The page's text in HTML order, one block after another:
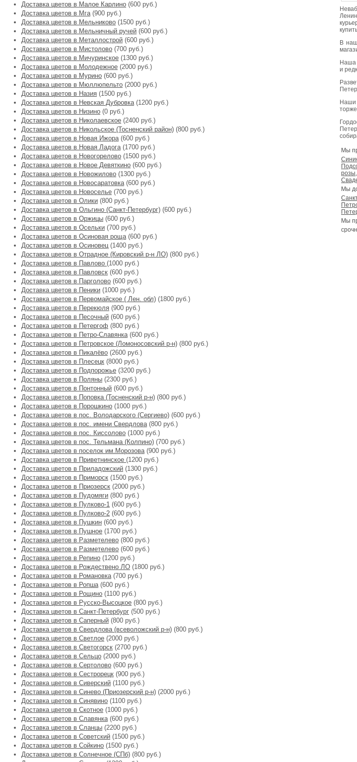
Доставка цветов в Малое Карлино (600 руб.)
Доставка цветов в Мга(900 руб.)
Доставка цветов в Мельниково (1500 руб.)
Доставка цветов в Мельничный ручей (600 руб.)
Доставка цветов в Металлострой (600 руб.)
Доставка цветов в Мистолово (700 руб.)
Доставка цветов в Мичуринское (1300 руб.)
Доставка цветов в Молодежное (2000 руб.)
Доставка цветов в Мурино (600 руб.)
Доставка цветов в Мюллюпельто (2000 руб.)
Доставка цветов в Назия (1500 руб.)
Доставка цветов в Невская Дубровка(1200 руб.)
Доставка цветов в Низино (0 руб.)
Доставка цветов в Николаевское (2400 руб.)
Доставка цветов в Никольское (Тосненский район) (800 руб.)
Доставка цветов в Новая Ижора(600 руб.)
Доставка цветов в Новая Ладога(1700 руб.)
Доставка цветов в Новогорелово (1500 руб.)
Доставка цветов в Новое Девяткино (600 руб.)
Доставка цветов в Новожилово (1300 руб.)
Доставка цветов в Новосаратовка(600 руб.)
Доставка цветов в Новоселье (700 руб.)
Доставка цветов в Олики (800 руб.)
Доставка цветов в Ольгино (Санкт-Петербург) (600 руб.)
Доставка цветов в Оржицы (600 руб.)
Доставка цветов в Осельки (700 руб.)
Доставка цветов в Осиновая роща(600 руб.)
Доставка цветов в Осиновец (1400 руб.)
Доставка цветов в Отрадное (Кировский р-н ЛО) (800 руб.)
Доставка цветов в Павлово (1000 руб.)
Доставка цветов в Павловск (600 руб.)
Доставка цветов в Парголово (600 руб.)
Доставка цветов в Пеники (1000 руб.)
Доставка цветов в Первомайское ( Лен. обл) (1800 руб.)
Доставка цветов в Перекюля (900 руб.)
Доставка цветов в Песочный (600 руб.)
Доставка цветов в Петергоф (800 руб.)
Доставка цветов в Петро-Славянка(600 руб.)
Доставка цветов в Петровское (Ломоносовский р-н) (800 руб.)
Доставка цветов в Пикалёво (2600 руб.)
Доставка цветов в Плесецк (8000 руб.)
Доставка цветов в Подпорожье (3200 руб.)
Доставка цветов в Поляны (2300 руб.)
Доставка цветов в Понтонный (600 руб.)
Доставка цветов в Поповка (Тосненский р-н) (800 руб.)
Доставка цветов в Порошкино (1000 руб.)
Доставка цветов в пос. Володарского (Сергиево) (600 руб.)
Доставка цветов в пос. имени Свердлова(800 руб.)
Доставка цветов в пос. Киссолово (1000 руб.)
Доставка цветов в пос. Тельмана (Колпино) (700 руб.)
Доставка цветов в поселок им.Морозова(900 руб.)
Доставка цветов в Приветнинское (1200 руб.)
Доставка цветов в Приладожский (1300 руб.)
Доставка цветов в Приморск (1500 руб.)
Доставка цветов в Приозерск (2000 руб.)
Доставка цветов в Пудомяги (800 руб.)
Доставка цветов в Пулково-1 (600 руб.)
Доставка цветов в Пулково-2 (600 руб.)
Доставка цветов в Пушкин (600 руб.)
Доставка цветов в Пушное (1700 руб.)
Доставка цветов в Разметелево (800 руб.)
Доставка цветов в Разметелево (600 руб.)
Доставка цветов в Репино (1200 руб.)
Доставка цветов в Рождествено ЛО (1800 руб.)
Доставка цветов в Романовка(700 руб.)
Доставка цветов в Ропша(600 руб.)
Доставка цветов в Рощино (1100 руб.)
Доставка цветов в Русско-Высоцкое (800 руб.)
Доставка цветов в Санкт-Петербург (500 руб.)
Доставка цветов в Саперный (800 руб.)
Доставка цветов в Свердлова (всеволожский р-н) (800 руб.)
Доставка цветов в Светлое (2000 руб.)
Доставка цветов в Светогорск (2700 руб.)
Доставка цветов в Сельцо (2000 руб.)
Доставка цветов в Сертолово (600 руб.)
Доставка цветов в Сестрорецк (900 руб.)
Доставка цветов в Сиверский (1100 руб.)
Доставка цветов в Синево (Приозерский р-н) (2000 руб.)
Доставка цветов в Синявино (1100 руб.)
Доставка цветов в Скотное (1000 руб.)
Доставка цветов в Славянка(600 руб.)
Доставка цветов в Сланцы (2200 руб.)
Доставка цветов в Советский (1500 руб.)
Доставка цветов в Сойкино (1500 руб.)
Доставка цветов в Солнечное (СПб) (800 руб.)
В
Наша
и
Наши
Мы
розы,
Мы
Мы